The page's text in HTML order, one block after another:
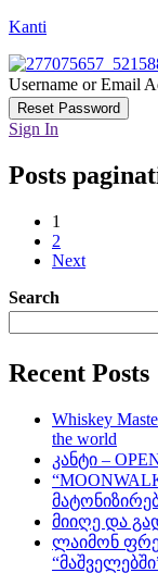
Kanti
Username or Email
Reset Password
Sign In
Posts
1
2
Next
Search
Recent Posts
Whiskey
the world
კანტი –
მიიღე და
ლაიმონ